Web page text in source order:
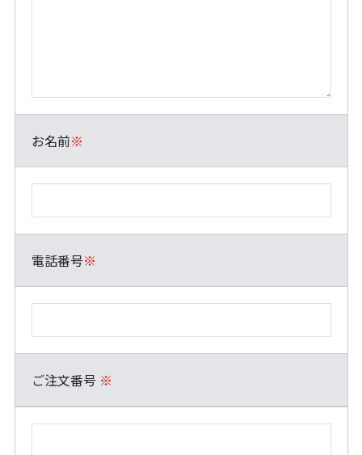
お名前※
電話番号※
ご注文番号 ※